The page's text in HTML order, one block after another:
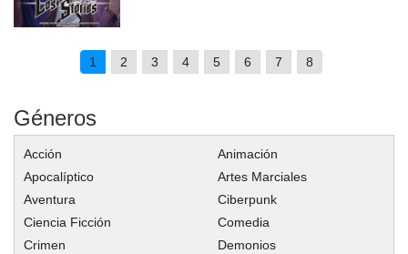
1 2 3 4 5 6 7 8
Géneros
Acción
Animación
Apocalíptico
Artes Marciales
Aventura
Ciberpunk
Ciencia Ficción
Comedia
Crimen
Demonios